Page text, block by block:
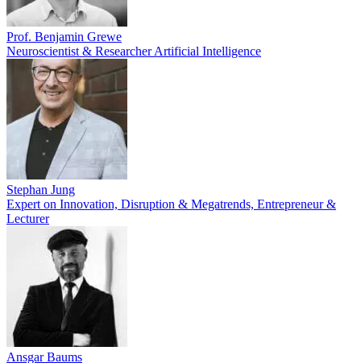
Prof. Benjamin Grewe
Neuroscientist & Researcher Artificial Intelligence
Stephan Jung
Expert on Innovation, Disruption & Megatrends, Entrepreneur &
Lecturer
Ansgar Baums